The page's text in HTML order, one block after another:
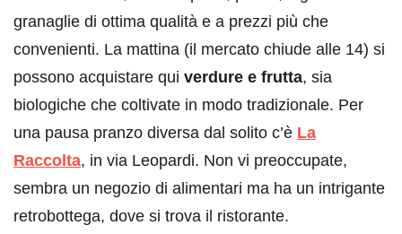
granaglie di ottima qualità e a prezzi più che
convenienti. La mattina (il mercato chiude alle 14) si
possono acquistare qui verdure e frutta, sia
biologiche che coltivate in modo tradizionale. Per
una pausa pranzo diversa dal solito c’è La
Raccolta, in via Leopardi. Non vi preoccupate,
sembra un negozio di alimentari ma ha un intrigante
retrobottega, dove si trova il ristorante.